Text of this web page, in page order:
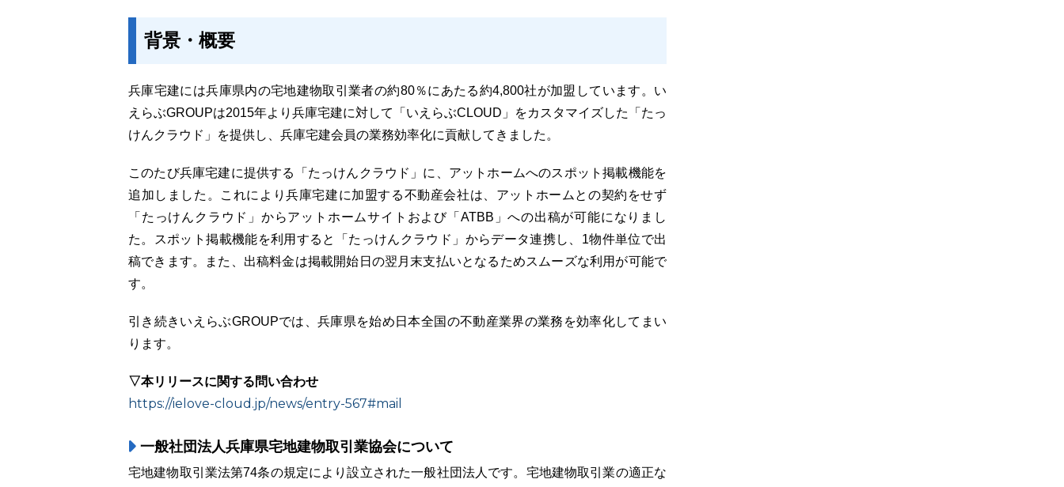
背景・概要
兵庫宅建には兵庫県内の宅地建物取引業者の約80％にあたる約4,800社が加盟しています。い
えらぶGROUPは2015年より兵庫宅建に対して「いえらぶCLOUD」をカスタマイズした「たっ
けんクラウド」を提供し、兵庫宅建会員の業務効率化に貢献してきました。
このたび兵庫宅建に提供する「たっけんクラウド」に、アットホームへのスポット掲載機能を
追加しました。これにより兵庫宅建に加盟する不動産会社は、アットホームとの契約をせず
「たっけんクラウド」からアットホームサイトおよび「ATBB」への出稿が可能になりまし
た。スポット掲載機能を利用すると「たっけんクラウド」からデータ連携し、1物件単位で出
稿できます。また、出稿料金は掲載開始日の翌月末支払いとなるためスムーズな利用が可能で
す。
引き続きいえらぶGROUPでは、兵庫県を始め日本全国の不動産業界の業務を効率化してまい
ります。
▽本リリースに関する問い合わせ
https://ielove-cloud.jp/news/entry-567#mail
一般社団法人兵庫県宅地建物取引業協会について
宅地建物取引業法第74条の規定により設立された一般社団法人です。宅地建物取引業の適正な